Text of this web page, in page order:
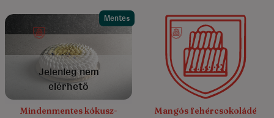
Mentes
4.7/5
(28)
Jelenleg nem
elérhető
Mindenmentes kókusz-
5.0/5 (2)
Mangós fehércsokoládé